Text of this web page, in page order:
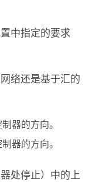
中指定的要求
络还是基于汇的
器的方向。
器的方向。
处停止）中的上